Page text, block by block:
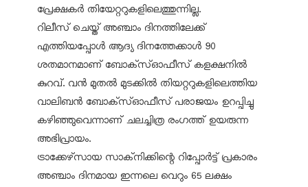
പ്രേക്ഷകര്‍ തിയേറ്ററുകളിലെത്തുന്നില്ല.
റിലീസ് ചെയ്ത് അഞ്ചാം ദിനത്തിലേക്ക്
എത്തിയപ്പോള്‍ ആദ്യ ദിനത്തേക്കാള്‍ 90
ശതമാനമാണ് ബോക്‌സ്ഓഫീസ് കളക്ഷനില്‍
കുറവ്. വന്‍ മുതല്‍ മുടക്കില്‍ തിയറ്ററുകളിലെത്തിയ
വാലിബന്‍ ബോക്‌സ്ഓഫീസ് പരാജയം ഉറപ്പിച്ചു
കഴിഞ്ഞുവെന്നാണ് ചലച്ചിത്ര രംഗത്ത് ഉയരുന്ന
അഭിപ്രായം.
ട്രാക്കേഴ്‌സായ സാക്‌നിക്കിന്റെ റിപ്പോര്‍ട്ട് പ്രകാരം
അഞ്ചാം ദിനമായ ഇന്നലെ വെറും 65 ലക്ഷം